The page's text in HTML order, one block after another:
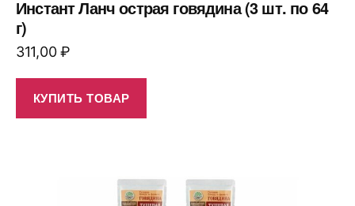
Инстант Ланч острая говядина (3 шт. по 64
г)
311,00₽
КУПИТЬ ТОВАР